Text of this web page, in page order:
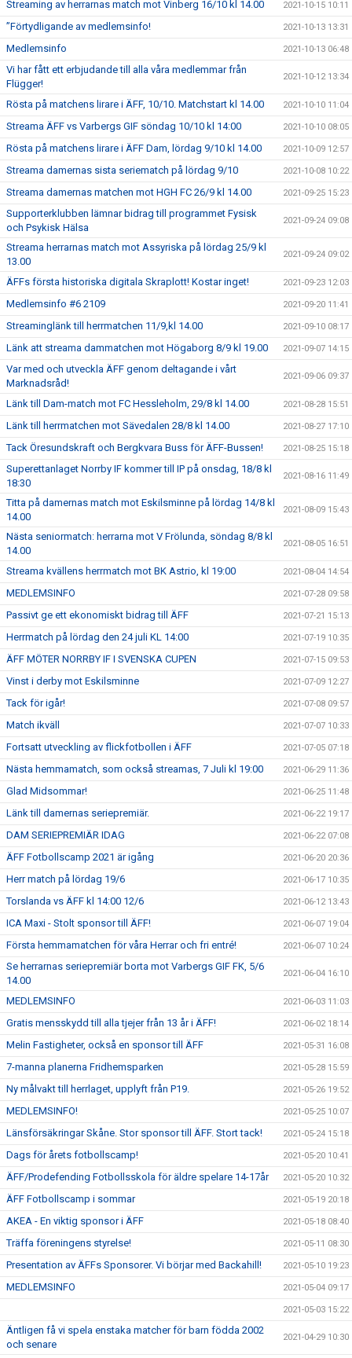
Streaming av herrarnas match mot Vinberg 16/10 kl 14.00 2021-10-15 10:11
”Förtydligande av medlemsinfo! 2021-10-13 13:31
Medlemsinfo 2021-10-13 06:48
Vi har fått ett erbjudande till alla våra medlemmar från
Flügger!
2021-10-12 13:34
Rösta på matchens lirare i ÄFF, 10/10. Matchstart kl 14.00 2021-10-10 11:04
Streama ÄFF vs Varbergs GIF söndag 10/10 kl 14:00 2021-10-10 08:05
Rösta på matchens lirare i ÄFF Dam, lördag 9/10 kl 14.00 2021-10-09 12:57
Streama damernas sista seriematch på lördag 9/10 2021-10-08 10:22
Streama damernas matchen mot HGH FC 26/9 kl 14.00 2021-09-25 15:23
Supporterklubben lämnar bidrag till programmet Fysisk
och Psykisk Hälsa
2021-09-24 09:08
Streama herrarnas match mot Assyriska på lördag 25/9 kl
13.00
2021-09-24 09:02
ÄFFs första historiska digitala Skraplott! Kostar inget! 2021-09-23 12:03
Medlemsinfo #6 2109 2021-09-20 11:41
Streaminglänk till herrmatchen 11/9,kl 14.00 2021-09-10 08:17
Länk att streama dammatchen mot Högaborg 8/9 kl 19.00 2021-09-07 14:15
Var med och utveckla ÄFF genom deltagande i vårt
Marknadsråd!
2021-09-06 09:37
Länk till Dam-match mot FC Hessleholm, 29/8 kl 14.00 2021-08-28 15:51
Länk till herrmatchen mot Sävedalen 28/8 kl 14.00 2021-08-27 17:10
Tack Öresundskraft och Bergkvara Buss för ÄFF-Bussen! 2021-08-25 15:18
Superettanlaget Norrby IF kommer till IP på onsdag, 18/8 kl
18:30
2021-08-16 11:49
Titta på damernas match mot Eskilsminne på lördag 14/8 kl
14.00
2021-08-09 15:43
Nästa seniormatch: herrarna mot V Frölunda, söndag 8/8 kl
14.00
2021-08-05 16:51
Streama kvällens herrmatch mot BK Astrio, kl 19:00 2021-08-04 14:54
MEDLEMSINFO 2021-07-28 09:58
Passivt ge ett ekonomiskt bidrag till ÄFF 2021-07-21 15:13
Herrmatch på lördag den 24 juli KL 14:00 2021-07-19 10:35
ÄFF MÖTER NORRBY IF I SVENSKA CUPEN 2021-07-15 09:53
Vinst i derby mot Eskilsminne 2021-07-09 12:27
Tack för igår! 2021-07-08 09:57
Match ikväll 2021-07-07 10:33
Fortsatt utveckling av flickfotbollen i ÄFF 2021-07-05 07:18
Nästa hemmamatch, som också streamas, 7 Juli kl 19:00 2021-06-29 11:36
Glad Midsommar! 2021-06-25 11:48
Länk till damernas seriepremiär. 2021-06-22 19:17
DAM SERIEPREMIÄR IDAG 2021-06-22 07:08
ÄFF Fotbollscamp 2021 är igång 2021-06-20 20:36
Herr match på lördag 19/6 2021-06-17 10:35
Torslanda vs ÄFF kl 14:00 12/6 2021-06-12 13:43
ICA Maxi - Stolt sponsor till ÄFF! 2021-06-07 19:04
Första hemmamatchen för våra Herrar och fri entré! 2021-06-07 10:24
Se herrarnas seriepremiär borta mot Varbergs GIF FK, 5/6
14.00
2021-06-04 16:10
MEDLEMSINFO 2021-06-03 11:03
Gratis mensskydd till alla tjejer från 13 år i ÄFF! 2021-06-02 18:14
Melin Fastigheter, också en sponsor till ÄFF 2021-05-31 16:08
7-manna planerna Fridhemsparken 2021-05-28 15:59
Ny målvakt till herrlaget, upplyft från P19. 2021-05-26 19:52
MEDLEMSINFO! 2021-05-25 10:07
Länsförsäkringar Skåne. Stor sponsor till ÄFF. Stort tack! 2021-05-24 15:18
Dags för årets fotbollscamp! 2021-05-20 10:41
ÄFF/Prodefending Fotbollsskola för äldre spelare 14-17år 2021-05-20 10:32
ÄFF Fotbollscamp i sommar 2021-05-19 20:18
AKEA - En viktig sponsor i ÄFF 2021-05-18 08:40
Träffa föreningens styrelse! 2021-05-11 08:30
Presentation av ÄFFs Sponsorer. Vi börjar med Backahill! 2021-05-10 19:23
MEDLEMSINFO 2021-05-04 09:17
2021-05-03 15:22
Äntligen få vi spela enstaka matcher för barn födda 2002
och senare
2021-04-29 10:30